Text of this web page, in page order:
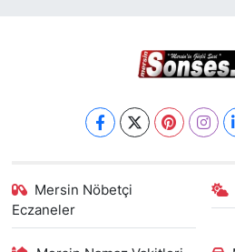
Mersin Nöbetçi
Eczaneler